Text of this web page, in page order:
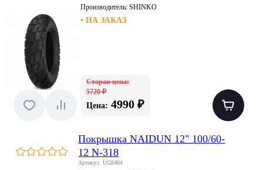
Производитель:SHINKO
• НА ЗАКАЗ
Старая цена:
5720 ₽
Цена: 4990 ₽
Покрышка NAIDUN 12" 100/60-
12 N-318
Артикул: UG8484